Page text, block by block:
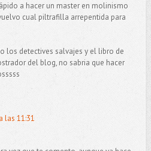
a hacer un master en molinismo
cual piltrafilla arrepentida para
los detectives salvajes y el libro de
del blog, no sabria que hacer
las 11:31